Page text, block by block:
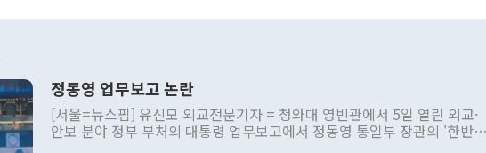
정동영 업무보고 논란
[서울=뉴스핌] 유신모 외교전문기자 = 청와대 영빈관에서 5일 열린 외교·
안보 분야 정부 부처의 대통령 업무보고에서 정동영 통일부 장관의 '한반도